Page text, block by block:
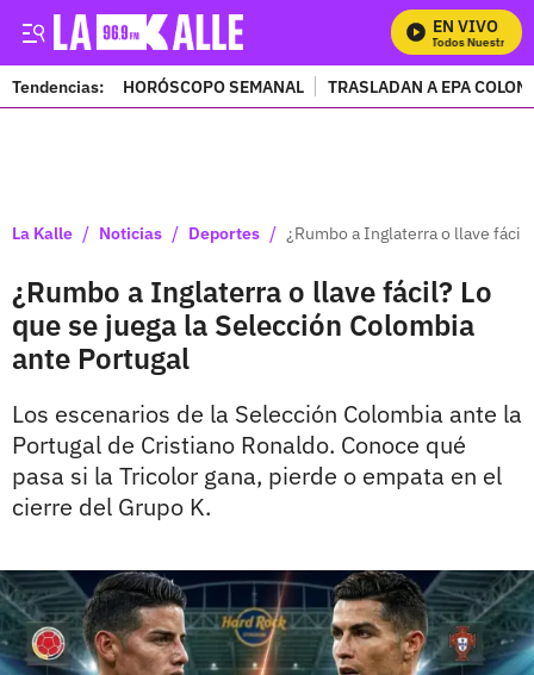
EN VIVO
Mira Todos Nuestros
Tendencias: HORÓSCOPO SEMANAL TRASLADAN A EPA
La Kalle / Noticias / Deportes / ¿Rumbo a Inglaterra o llave
¿Rumbo a Inglaterra o llave fácil? Lo
que se juega la Selección Colombia
ante Portugal
Los escenarios de la Selección Colombia ante la
Portugal de Cristiano Ronaldo. Conoce qué
pasa si la Tricolor gana, pierde o empata en el
cierre del Grupo K.